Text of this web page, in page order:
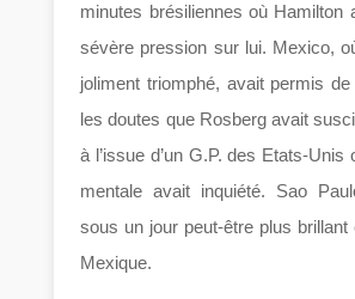
minutes brésiliennes où Hamilton
sévère pression sur lui. Mexico,
joliment triomphé, avait permis
les doutes que Rosberg avait
à l’issue d’un G.P. des Etats-Unis
mentale avait inquiété. Sao
sous un jour peut-être plus brillant
Mexique.